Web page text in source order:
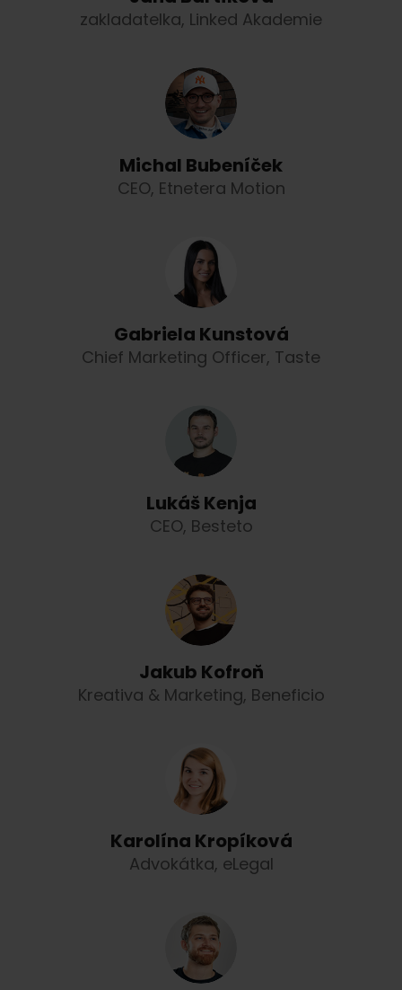
zakladatelka, Linked Akademie
Michal Bubeníček
CEO, Etnetera Motion
Gabriela Kunstová
Chief Marketing Officer, Taste
Lukáš Kenja
CEO, Besteto
Jakub Kofroň
Kreativa & Marketing, Beneficio
Karolína Kropíková
Advokátka, eLegal